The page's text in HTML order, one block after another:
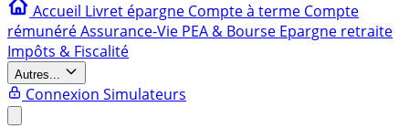
Accueil Livret épargne Compte à terme Compte
rémunéréAssurance-Vie PEA & Bourse Epargne retraite
Impôts & Fiscalité
Autres...
Connexion Simulateurs